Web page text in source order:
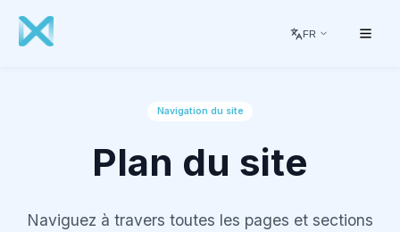
FR
Navigation du site
Plan du site
Naviguez à travers toutes les pages et sections